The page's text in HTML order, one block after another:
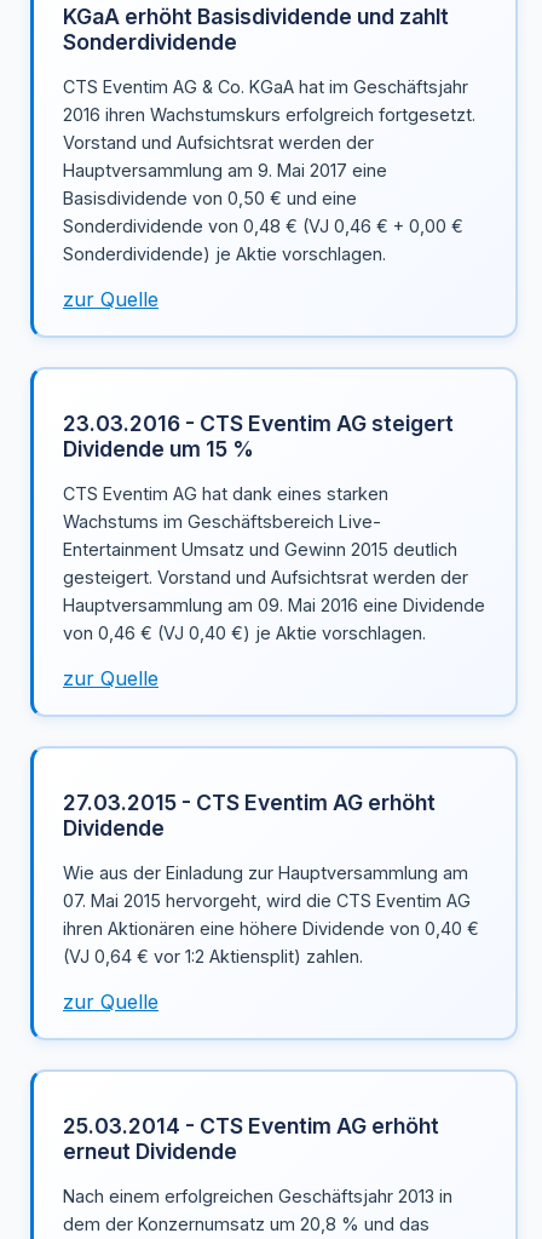
KGaA erhöht Basisdividende und zahlt
Sonderdividende
CTS Eventim AG & Co. KGaA hat im Geschäftsjahr
2016 ihren Wachstumskurs erfolgreich fortgesetzt.
Vorstand und Aufsichtsrat werden der
Hauptversammlung am 9. Mai 2017 eine
Basisdividende von 0,50 € und eine
Sonderdividende von 0,48 € (VJ 0,46 € + 0,00 €
Sonderdividende) je Aktie vorschlagen.
zur Quelle
23.03.2016 - CTS Eventim AG steigert
Dividende um 15 %
CTS Eventim AG hat dank eines starken
Wachstums im Geschäftsbereich Live-
Entertainment Umsatz und Gewinn 2015 deutlich
gesteigert. Vorstand und Aufsichtsrat werden der
Hauptversammlung am 09. Mai 2016 eine Dividende
von 0,46 € (VJ 0,40 €) je Aktie vorschlagen.
zur Quelle
27.03.2015 - CTS Eventim AG erhöht
Dividende
Wie aus der Einladung zur Hauptversammlung am
07. Mai 2015 hervorgeht, wird die CTS Eventim AG
ihren Aktionären eine höhere Dividende von 0,40 €
(VJ 0,64 € vor 1:2 Aktiensplit) zahlen.
zur Quelle
25.03.2014 - CTS Eventim AG erhöht
erneut Dividende
Nach einem erfolgreichen Geschäftsjahr 2013 in
dem der Konzernumsatz um 20,8 % und das